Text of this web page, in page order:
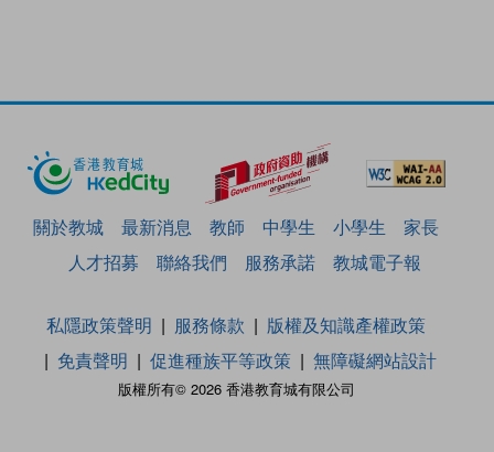
關於教城 最新消息 教師 中學生 小學生
家長
人才招募
聯絡我們 服務承諾 教城電子報
版權所有© 2026 香港教育城有限公司
私隱政策聲明 服務條款
版權及知識產權政策
免責聲明
促進種族平等政策 無障礙網站設計